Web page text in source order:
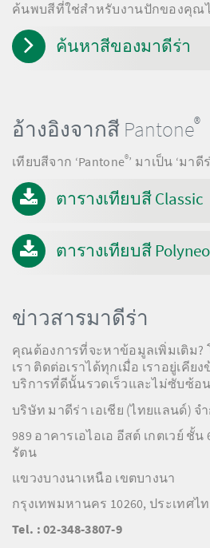
ค้นพบสีที่ใช่สำหรับงานปักของคุณ
ค้นหาสีของมาดีร่า
อ้างอิงจากสี Pantone®
เทียบสีจาก ‘Pantone®’ มาเป็น ‘มาดี
ตารางเทียบสี Classic
ตารางเทียบสี
ข่าวสารมาดีร่า
คุณต้องการที่จะหาข้อมูลเพิ่มเติม?
เรา ติดต่อเราได้ทุกเมื่อ เราอยู่เคีย
บริการที่ดีนั้นรวดเร็วและไม่ซับซ้อน
บริษัท มาดีร่า เอเชีย (ไทยแลนด์) จ
989 อาคารเอไอเอ อีสต์ เกตเวย์ ชั้
รัตน
แขวงบางนาเหนือ เขตบางนา
กรุงเทพมหานคร 10260, ประเทศไ
Tel. : 02-348-3807-9